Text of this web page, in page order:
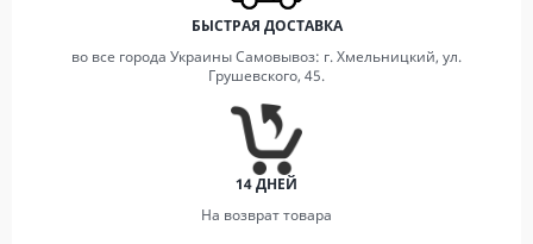
БЫСТРАЯ ДОСТАВКА
во все города Украины Самовывоз: г. Хмельницкий, ул.
Грушевского, 45.
14 ДНЕЙ
На возврат товара